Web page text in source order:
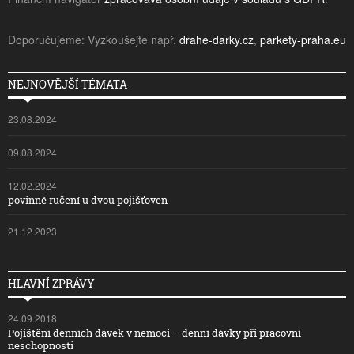
Doporučujeme: Vyzkoušejte např. drahe-darky.cz, parkety-praha.eu
NEJNOVĚJŠÍ TÉMATA
23.08.2024
09.08.2024
12.02.2024
povinné ručení u dvou pojišťoven
21.12.2023
HLAVNÍ ZPRÁVY
24.09.2018
Pojištění denních dávek v nemoci – denní dávky při pracovní
neschopnosti